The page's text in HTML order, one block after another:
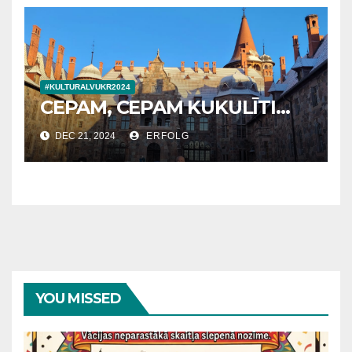
#KULTURALVUKR2024
CEPAM, CEPAM KUKULĪTI…
DEC 21, 2024 ERFOLG
YOU MISSED